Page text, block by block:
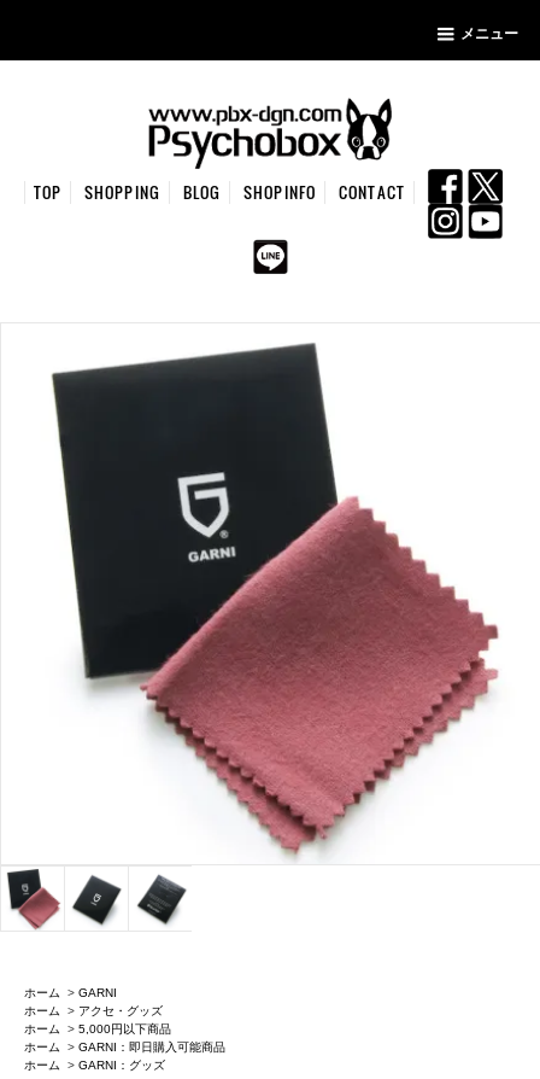
メニュー
TOP SHOPPING BLOG SHOPINFO CONTACT
ホーム > GARNI
ホーム
> アクセ・グッズ
ホーム
> 5,000円以下商品
ホーム
> GARNI：即日購入可能商品
ホーム
> GARNI：グッズ